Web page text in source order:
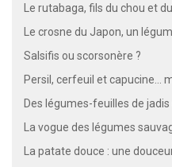
Le rutabaga, fils du chou et
Le crosne du Japon, un
Salsifis ou scorsonère ?
Persil, cerfeuil et
Des légumes-feuilles de
La vogue des légumes
La patate douce : une